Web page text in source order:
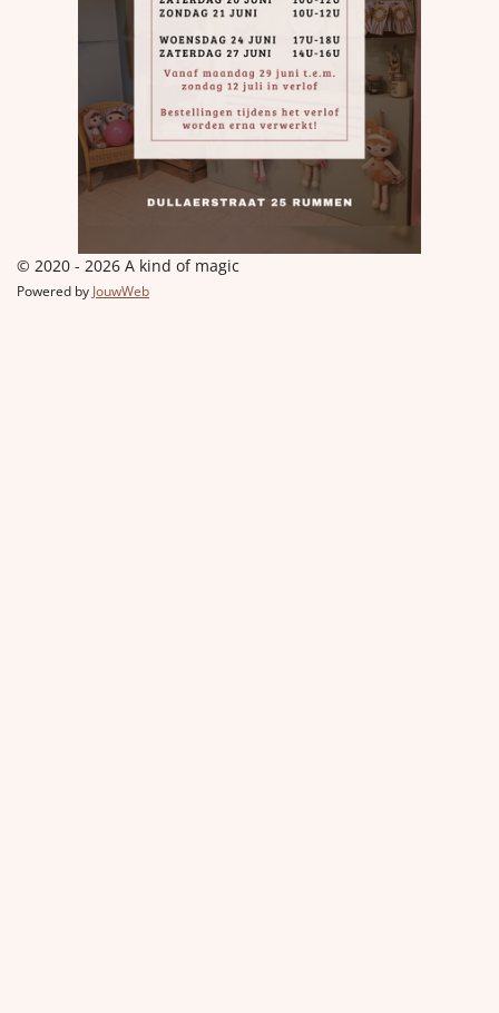
© 2020 - 2026 A kind of magic
Powered by JouwWeb